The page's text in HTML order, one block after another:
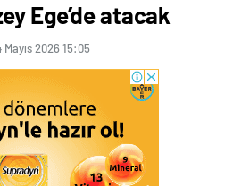
Ege’de atacak
Mayıs 2026 15:05